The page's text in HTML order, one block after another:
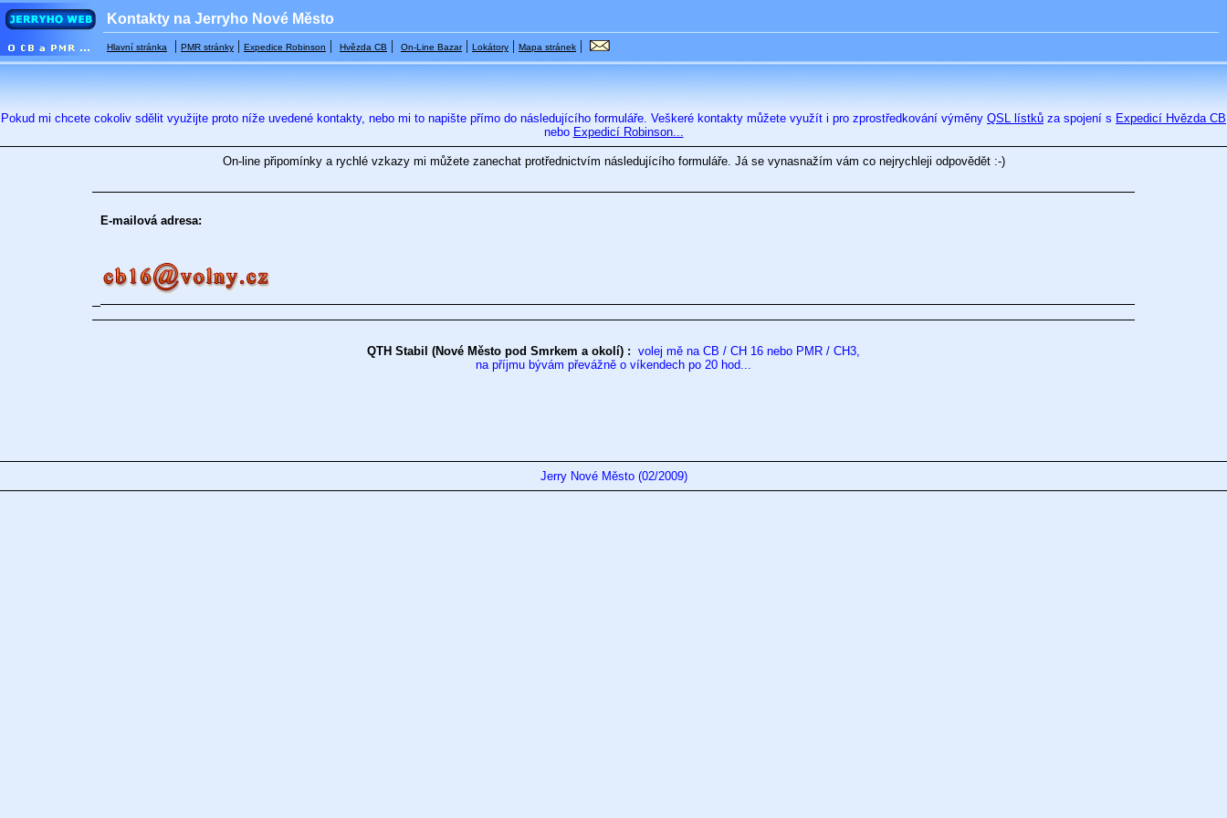
Kontakty na Jerryho Nové Město
Hlavní stránka | PMR stránky | Expedice Robinson | Hvězda CB | On-Line Bazar| Lokátory | Mapa stránek |
Pokud mi chcete cokoliv sdělit využijte proto níže uvedené kontakty, nebo mi to napište přímo do následujícího formuláře. Veškeré kontakty můžete využít i pro zprostředkování výměny QSL lístků za spojení s Expedicí Hvězda CB
nebo Expedicí Robinson...
On-line připomínky a rychlé vzkazy mi můžete zanechat protřednictvím následujícího formuláře. Já se vynasnažím vám co nejrychleji odpovědět :-)
E-mailová adresa:
QTH Stabil (Nové Město pod Smrkem a okolí) : volej mě na CB / CH 16 nebo PMR / CH3,
na příjmu bývám převážně o víkendech po 20 hod...
Jerry Nové Město (02/2009)